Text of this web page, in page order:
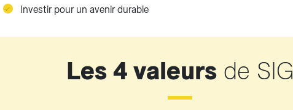
Investir pour un avenir durable
Les 4 valeurs de SIG